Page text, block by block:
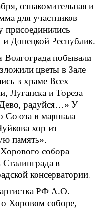
ознакомительная и
для участников
присоединились
и Донецкой Республик.
Волгограда побывали
цветы в Зале
в храме Всех
Луганска и Тореза
радуйся…» У
Союза и маршала
хор из
память».
собора
Сталинграда в
консерватории.
РФ А.О.
о Хоровом соборе,